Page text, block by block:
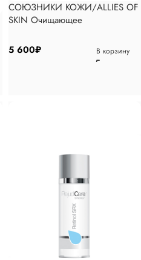
СОЮЗНИКИ КОЖИ/ALLIES OF
SKIN Очищающее
аминокислотами шелка, 100мл
5 600₽ В корзину